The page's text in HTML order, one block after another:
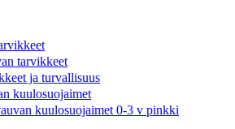
tarvikkeet
ja turvallisuus
kuulosuojaimet
kuulosuojaimet 0-3 v pinkki